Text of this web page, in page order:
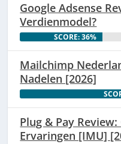
Google Adsense
Verdienmodel?
SCORE: 36%
Mailchimp
Nadelen [2026]
Plug & Pay
Ervaringen [IMU]